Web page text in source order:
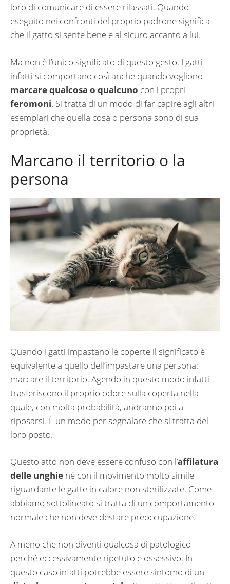
loro di comunicare di essere rilassati. Quando
eseguito nei confronti del proprio padrone significa
che il gatto si sente bene e al sicuro accanto a lui.
Ma non è l’unico significato di questo gesto. I gatti
infatti si comportano così anche quando vogliono
marcare qualcosa o qualcuno con i propri
feromoni. Si tratta di un modo di far capire agli altri
esemplari che quella cosa o persona sono di sua
proprietà.
Marcano il territorio o la
persona
Quando i gatti impastano le coperte il significato è
equivalente a quello dell’impastare una persona:
marcare il territorio. Agendo in questo modo infatti
trasferiscono il proprio odore sulla coperta nella
quale, con molta probabilità, andranno poi a
riposarsi. È un modo per segnalare che si tratta del
loro posto.
Questo atto non deve essere confuso con l’affilatura
delle unghie né con il movimento molto simile
riguardante le gatte in calore non sterilizzate. Come
abbiamo sottolineato si tratta di un comportamento
normale che non deve destare preoccupazione.
A meno che non diventi qualcosa di patologico
perché eccessivamente ripetuto e ossessivo. In
questo caso infatti potrebbe essere sintomo di un